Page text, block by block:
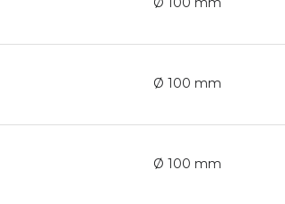
Ø 100 mm
Ø 100 mm